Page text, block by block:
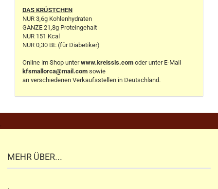
DAS KRÜSTCHEN
NUR 3,6g Kohlenhydraten
GANZE 21,8g Proteingehalt
NUR 151 Kcal
NUR 0,30 BE (für Diabetiker)
Online im Shop unterwww.kreissls.com oder unter E-Mail
kfsmallorca@mail.com sowie
an verschiedenen Verkaufsstellen in Deutschland.
.
MEHR ÜBER...